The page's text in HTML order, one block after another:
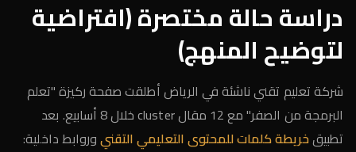
دراسة حالة مختصرة (افتراضية
لتوضيح المنهج)
شركة تعليم تقني ناشئة في الرياض أطلقت صفحة ركيزة "تعلم
البرمجة من الصفر" مع 12 مقال cluster خلال 8 أسابيع. بعد
تطبيقخريطة كلمات للمحتوى التعليمي التقنيوروابط داخلية: